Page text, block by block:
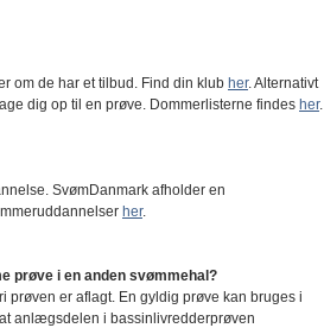
om de har et tilbud. Find din klub her. Alternativt
dig op til en prøve. Dommerlisterne findes her.
SvømDanmark afholder en
her.
prøve i en anden svømmehal?
er aflagt. En gyldig prøve kan bruges i
anlægsdelen i bassinlivredderprøven